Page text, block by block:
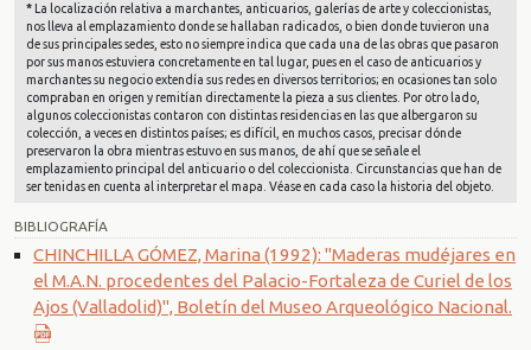
* La localización relativa a marchantes, anticuarios, galerías de arte y coleccionistas,
nos lleva al emplazamiento donde se hallaban radicados, o bien donde tuvieron una
de sus principales sedes, esto no siempre indica que cada una de las obras que pasaron
por sus manos estuviera concretamente en tal lugar, pues en el caso de anticuarios y
marchantes su negocio extendía sus redes en diversos territorios; en ocasiones tan solo
compraban en origen y remitían directamente la pieza a sus clientes. Por otro lado,
algunos coleccionistas contaron con distintas residencias en las que albergaron su
colección, a veces en distintos países; es difícil, en muchos casos, precisar dónde
preservaron la obra mientras estuvo en sus manos, de ahí que se señale el
emplazamiento principal del anticuario o del coleccionista. Circunstancias que han de
ser tenidas en cuenta al interpretar el mapa. Véase en cada caso la historia del objeto.
BIBLIOGRAFÍA
CHINCHILLA GÓMEZ, Marina (1992): "Maderas mudéjares en
el M.A.N. procedentes del Palacio-Fortaleza de Curiel de los
Ajos (Valladolid)", Boletín del Museo Arqueológico Nacional.